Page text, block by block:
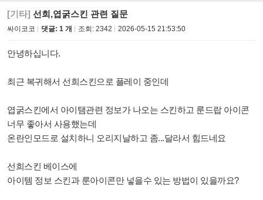
[기타] 선희,엽굵스킨 관련 질문
싸이코코 댓글: 1 개 조회: 2342 2026-05-15 21:53:50
안녕하십니다.
최근 복귀해서 선희스킨으로 플레이 중인데
엽굵스킨에서 아이탬관련 정보가 나오는 스킨하고 룬드랍 아이콘
너무 좋아서 사용했는데
온란인모드로 설치하니 오리지날하고 좀...달라서 힘드네요
선희스킨 베이스에
아이템 정보 스킨과 룬아이콘만 넣을수 있는 방법이 있을까요?